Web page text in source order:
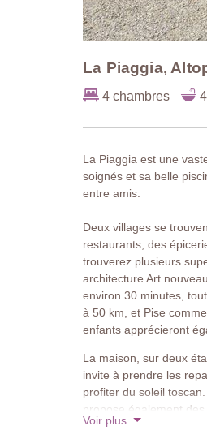
La Piaggia,
4 chambres
La Piaggia est une
soignés et sa belle
entre amis.
Deux villages se
restaurants, des
trouverez plusieurs
architecture Art
environ 30 minutes,
à 50 km, et Pise
enfants apprécieront
La maison, sur deux
invite à prendre les
profiter du soleil
propose également des
Voir plus